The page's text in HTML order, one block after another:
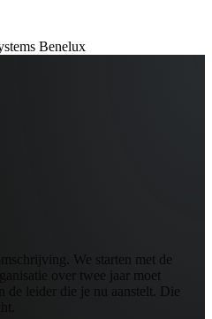
Benelux
We starten met de
over twee jaar moet
de leider die je nu aanstelt. Die